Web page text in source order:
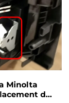
Minolta
de